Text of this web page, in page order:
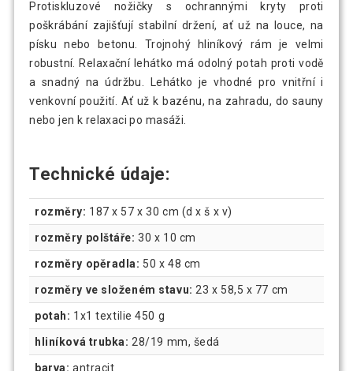
Protiskluzové nožičky s ochrannými kryty proti
poškrábání zajišťují stabilní držení, ať už na louce, na
písku nebo betonu. Trojnohý hliníkový rám je velmi
robustní. Relaxační lehátko má odolný potah proti vodě
a snadný na údržbu. Lehátko je vhodné pro vnitřní i
venkovní použití. Ať už k bazénu, na zahradu, do sauny
nebo jen k relaxaci po masáži.
Technické údaje:
rozměry: 187 x 57 x 30 cm (d x š x v)
rozměry polštáře: 30 x 10 cm
rozměry opěradla: 50 x 48 cm
rozměry ve složeném stavu: 23 x 58,5 x 77 cm
potah: 1x1 textilie 450 g
hliníková trubka: 28/19 mm, šedá
barva: antracit